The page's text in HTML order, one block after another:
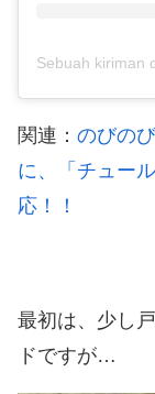
Sebuah kiriman
関連： のびの
に、「チュー
応！！
最初は、少し
ドですが…